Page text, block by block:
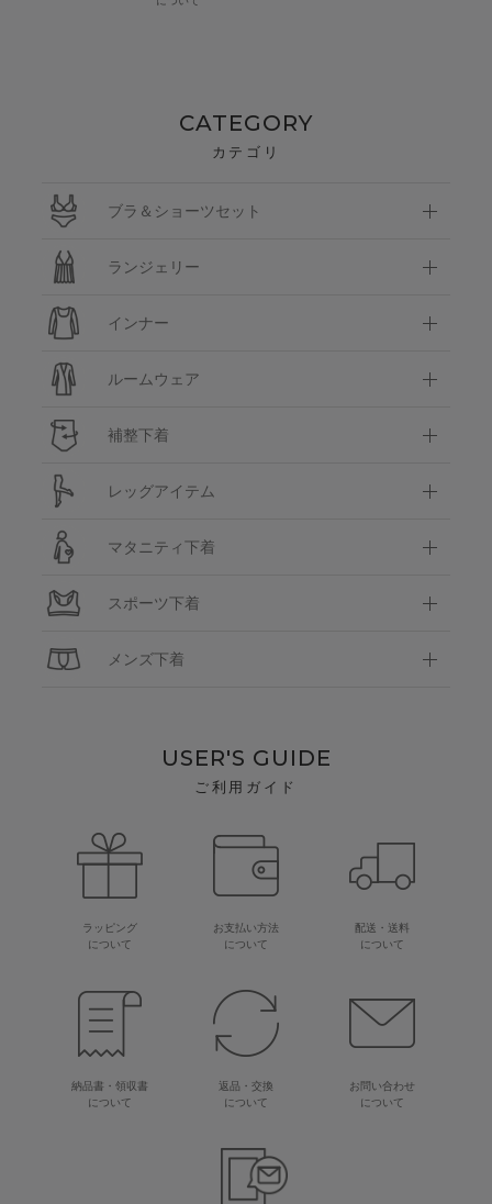
CATEGORY
カテゴリ
ブラ＆ショーツセット
ランジェリー
インナー
ルームウェア
補整下着
レッグアイテム
マタニティ下着
スポーツ下着
メンズ下着
USER'S GUIDE
ご利用ガイド
ラッピング
について
お支払い方法
について
配送・送料
について
納品書・領収書
について
返品・交換
について
お問い合わせ
について